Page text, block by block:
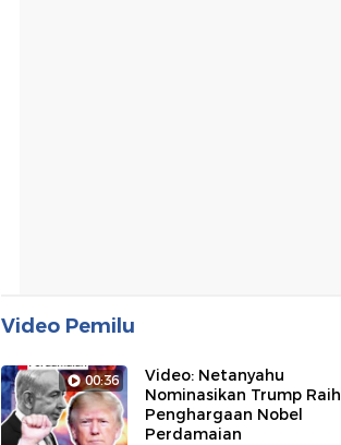
Video Pemilu
00:36
Video: Netanyahu
Nominasikan Trump Raih
Penghargaan Nobel
Perdamaian